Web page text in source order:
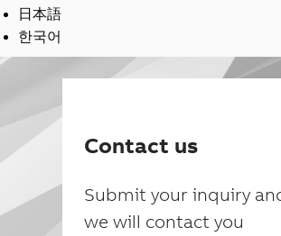
日本語
한국어
Contact us
Submit your inquiry
we will contact you